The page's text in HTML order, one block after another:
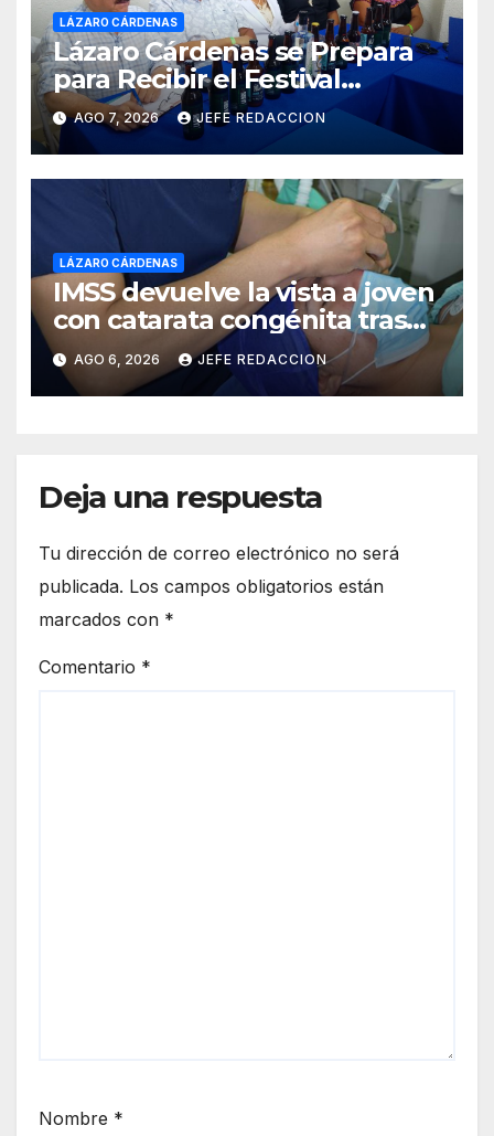
LÁZARO CÁRDENAS
Lázaro Cárdenas se Prepara
para Recibir el Festival
Internacional de la Cerveza
Costa de Michoacán 2026
AGO 7, 2026 JEFE REDACCION
LÁZARO CÁRDENAS
IMSS devuelve la vista a joven
con catarata congénita tras
23 años de limitación visual
AGO 6, 2026 JEFE REDACCION
Deja una respuesta
Tu dirección de correo electrónico no será
publicada. Los campos obligatorios están
marcados con *
Comentario *
Nombre *